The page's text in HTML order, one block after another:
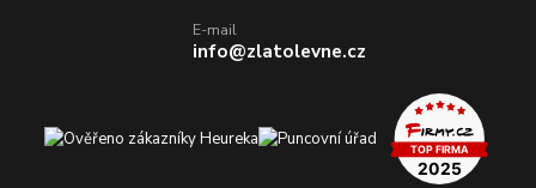
E-mail
info@zlatolevne.cz